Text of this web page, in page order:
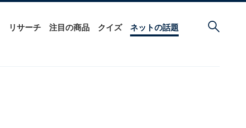
リサーチ 注目の商品 クイズ ネットの話題